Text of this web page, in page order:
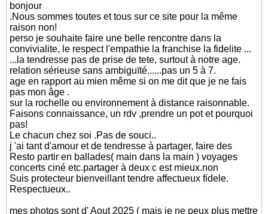
bonjour
.Nous sommes toutes et tous sur ce site pour la même
raison non!
perso je souhaite faire une belle rencontre dans la
convivialite, le respect l'empathie la franchise la fidelite ...
...la tendresse pas de prise de tete, surtout à notre age.
relation sérieuse sans ambiguïté......pas un 5 à 7.
age en rapport au mien même si on me dit que je ne fais
pas mon âge .
sur la rochelle ou environnement à distance raisonnable.
Faisons connaissance, un rdv ,prendre un pot et pourquoi
pas!
Le chacun chez soi .Pas de souci..
j 'ai tant d'amour et de tendresse à partager, faire des
Resto partir en ballades( main dans la main ) voyages
concerts ciné etc.partager à deux c est mieux.non
Suis protecteur bienveillant tendre affectueux fidele.
Respectueux..
mes photos sont d' Aout 2025 ( mais je ne peux plus mettre